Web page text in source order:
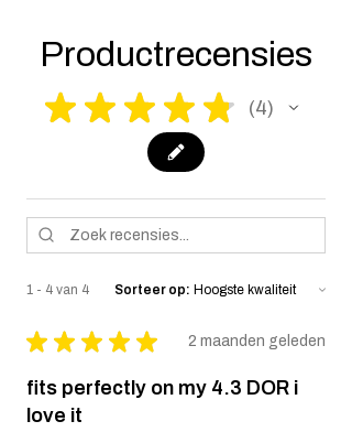
you for your understanding.
Productrecensies
★ ★ ★ ★ ★ 4
4
1 - 4 van 4 Sorteer op:
★ ★ ★ ★ ★ 2 maanden geleden
fits perfectly on my 4.3 DOR i
love it